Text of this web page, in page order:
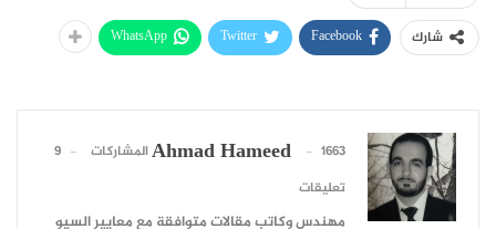
شارك Facebook
Twitter
WhatsApp
Ahmad Hameed 1663 المشاركات
9
تعليقات
مهندس وكاتب مقالات متوافقة مع معايير السيو